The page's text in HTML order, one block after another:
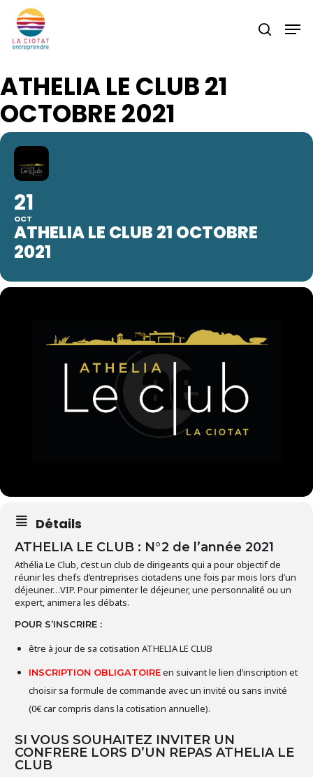
main
search
ATHELIA LE CLUB 21
OCTOBRE 2021
21
OCT
ATHELIA LE CLUB 21 OCTOBRE
2021
Détails
ATHELIA LE CLUB : N°2 de l’année 2021
Athélia Le Club, c’est un club de dirigeants qui a pour objectif de
réunir les chefs d’entreprises ciotadens une fois par mois lors d’un
déjeuner…VIP. Pour pimenter le déjeuner, une personnalité ou un
expert, animera les débats.
POUR S’INSCRIRE :
être à jour de sa cotisation ATHELIA LE CLUB
INSCRIPTION OBLIGATOIREen suivant le lien d’inscription et
choisir sa formule de commande avec un invité ou sans invité
(0€ car compris dans la cotisation annuelle).
SI VOUS SOUHAITEZ INVITER UN
CONFRERE LORS D’UN REPAS ATHELIA LE
CLUB